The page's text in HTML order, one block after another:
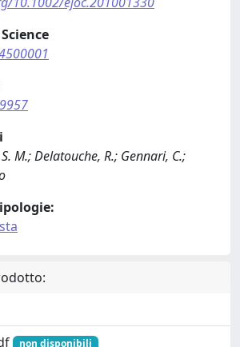
M.; Delatouche, R.; Gennari, C.;
non disponibili